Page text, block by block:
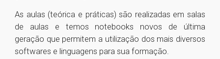
As aulas (teórica e práticas) são realizadas em salas
de aulas e temos notebooks novos de última
geração que permitem a utilização dos mais diversos
softwares e linguagens para sua formação.